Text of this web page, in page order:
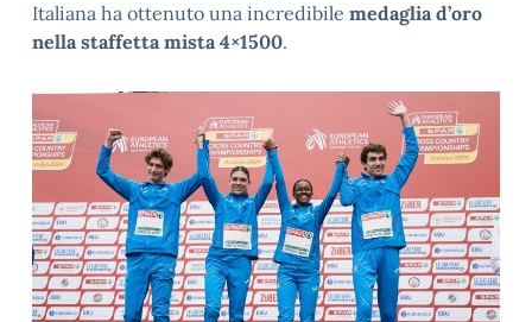
Italiana ha ottenuto una incredibile medaglia d’oro
nella staffetta mista 4×1500.